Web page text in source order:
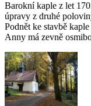
Barokní kaple z let
úpravy z druhé
Podnět ke stavbě
Anny má zevně